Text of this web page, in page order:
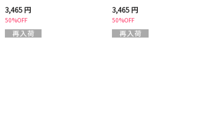
3,465 円
50%OFF
3,465 円
50%OFF